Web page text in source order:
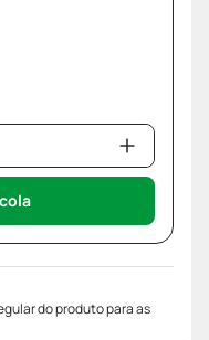
do produto para as